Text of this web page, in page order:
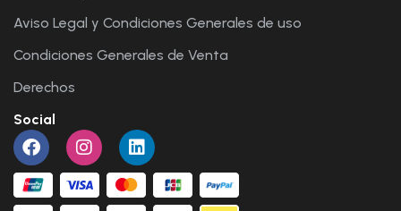
Aviso Legal y Condiciones Generales de uso
Condiciones Generales de Venta
Derechos
Social